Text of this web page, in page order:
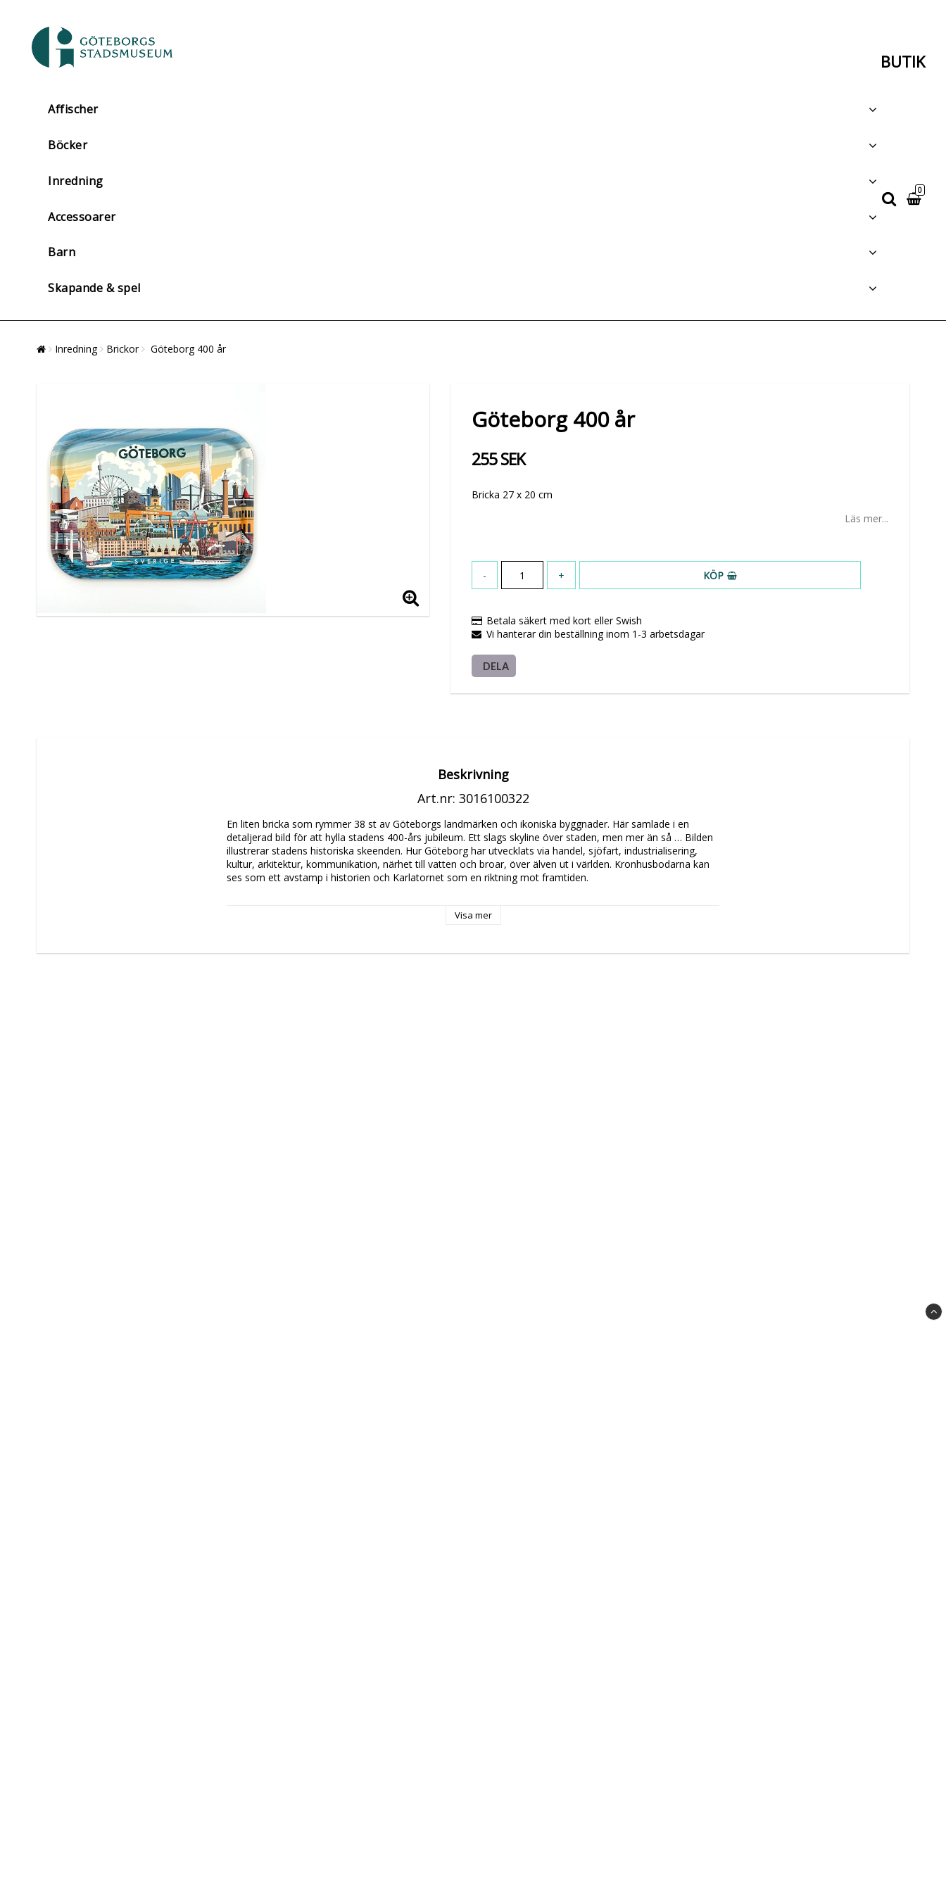
BUTIK
Affischer
Böcker
Inredning
Accessoarer
Barn
Skapande & spel
0
Inredning Brickor Göteborg 400 år
Göteborg 400 år
255 SEK
Bricka 27 x 20 cm
Läs mer...
- + KÖP
Betala säkert med kort eller Swish
Vi hanterar din beställning inom 1-3 arbetsdagar
DELA
Beskrivning
Art.nr: 3016100322
En liten bricka som rymmer 38 st av Göteborgs landmärken och ikoniska byggnader. Här samlade i en
detaljerad bild för att hylla stadens 400-års jubileum. Ett slags skyline över staden, men mer än så … Bilden
illustrerar stadens historiska skeenden. Hur Göteborg har utvecklats via handel, sjöfart, industrialisering,
kultur, arkitektur, kommunikation, närhet till vatten och broar, över älven ut i världen. Kronhusbodarna kan
ses som ett avstamp i historien och Karlatornet som en riktning mot framtiden.
Visa mer